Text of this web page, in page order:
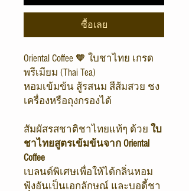
ซื้อเลย
Oriental Coffee 🧡 ใบชาไทย เกรด
พรีเมียม (Thai Tea)
หอมเข้มข้น สู้รสนม สีส้มสวย ชง
เครื่องหรือถุงกรองได้
สัมผัสรสชาติชาไทยแท้ๆ ด้วย ใบ
ชาไทยสูตรเข้มข้นจาก Oriental
Coffee
เบลนด์พิเศษเพื่อให้ได้กลิ่นหอม
ฟุ้งอันเป็นเอกลักษณ์ และบอดี้ชา